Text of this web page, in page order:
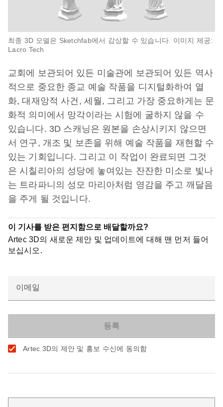
최종 3D 모델은 Sketchfab에서 감상할 수 있습니다. 이미지 제공:
Lacro Tech
교회에 보관되어 있든 미술관에 보관되어 있든 역사
적으로 중요한 종교 예술 작품을 디지털화하여 열
화, 대재앙적 사건, 세월, 그리고 가장 중요하게는 문
화적 의미에서 망각이라는 시험에 굴하지 않을 수
있습니다. 3D 스캐닝은 원본을 손상시키지 않으면
서 연구, 개조 및 보존을 위해 예술 작품을 재현할 수
있는 기회입니다. 그리고 이 작업이 완료되면 그것
은 시칠리아의 성당에 놓여있는 잔잔한 미소로 빛나
는 트라파니의 성모 마리아처럼 영감을 주고 깨달음
을 주게 될 것입니다.
이 기사를 받은 편지함으로 배달할까요?
Artec 3D의 새로운 제안 및 업데이트에 대해 맨 먼저 들어
보십시오.
이메일
Artec 3D의 제안 및 홍보 수신에 동의함